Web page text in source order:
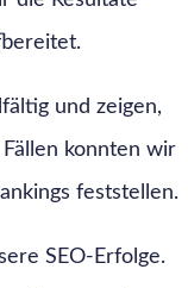
und zeigen,
konnten wir
feststellen.
SEO-Erfolge.